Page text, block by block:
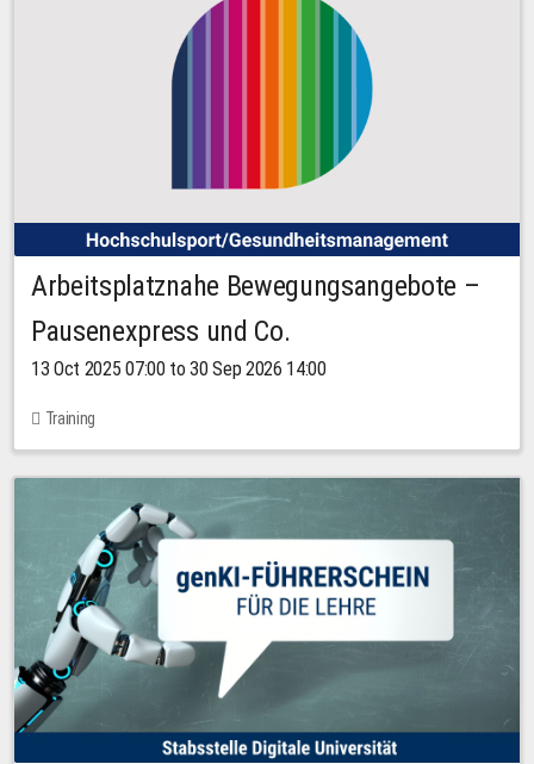
Arbeitsplatznahe Bewegungsangebote –
Pausenexpress und Co.
13 Oct 2025 07:00 to 30 Sep 2026 14:00
Training